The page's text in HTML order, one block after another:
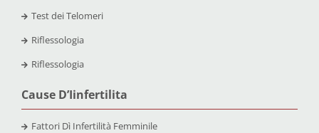
Test dei Telomeri
Riflessologia
Riflessologia
Cause D’Iinfertilita
Fattori Dì Infertilità Femminile